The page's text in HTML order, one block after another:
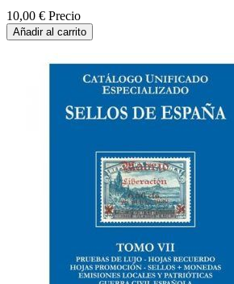
10,00 € Precio
Añadir al carrito